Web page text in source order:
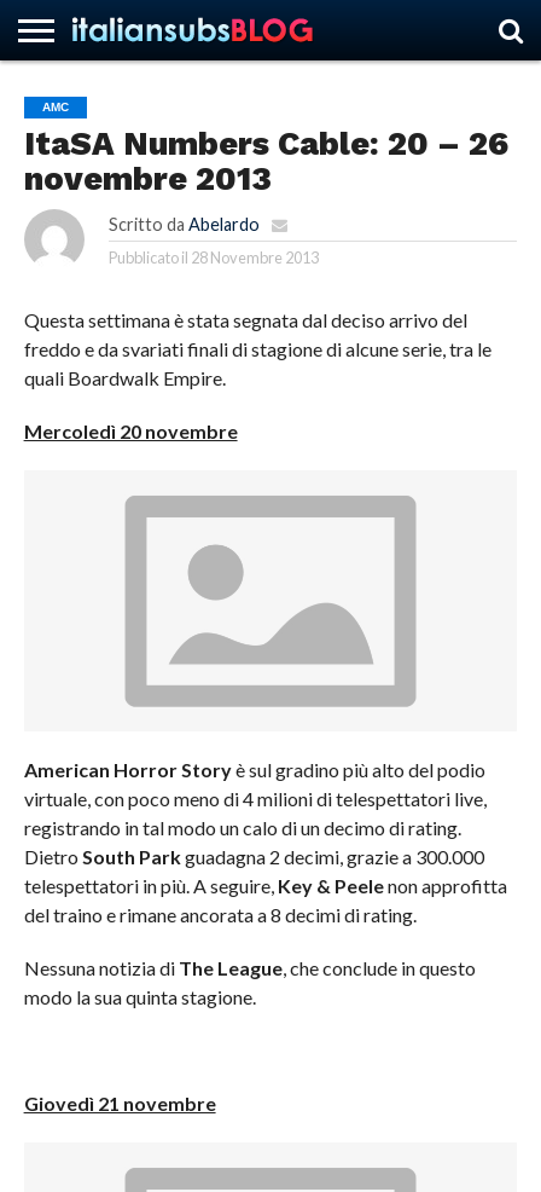
HOME
NEWS
ASCOLTI
RECENSIONI
INTERVISTE
CURIOSITÀ
CHI
SIAMO
CONTATTACI
FORUM
ITALIANSUBS
AMC
ItaSA Numbers Cable: 20 – 26
novembre 2013
Scritto da Abelardo
Pubblicato il 28 Novembre 2013
Questa settimana è stata segnata dal deciso arrivo del
freddo e da svariati finali di stagione di alcune serie, tra le
quali Boardwalk Empire.
Mercoledì 20 novembre
American Horror Storyè sul gradino più alto del podio
virtuale, con poco meno di 4 milioni di telespettatori live,
registrando in tal modo un calo di un decimo di rating.
Dietro South Parkguadagna 2 decimi, grazie a 300.000
telespettatori in più. A seguire, Key & Peelenon approfitta
del traino e rimane ancorata a 8 decimi di rating.
Nessuna notizia di The League, che conclude in questo
modo la sua quinta stagione.
Giovedì 21 novembre